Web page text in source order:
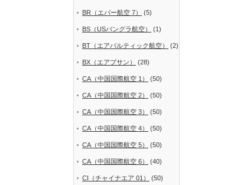
BR（エバー航空 7） (5)
BS（USバングラ航空） (1)
BT（エアバルティック航空） (2)
BX（エアプサン） (28)
CA（中国国際航空 1） (50)
CA（中国国際航空 2） (50)
CA（中国国際航空 3） (50)
CA（中国国際航空 4） (50)
CA（中国国際航空 5） (50)
CA（中国国際航空 6） (40)
CI（チャイナエア 01） (50)